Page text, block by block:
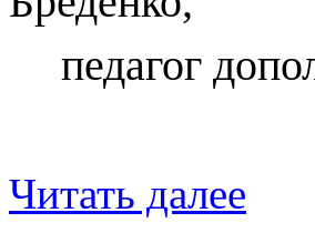
педагог
Читать далее